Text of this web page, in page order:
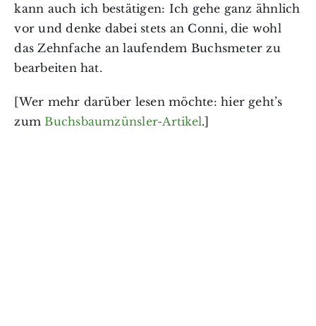
kann auch ich bestätigen: Ich gehe ganz ähnlich
vor und denke dabei stets an Conni, die wohl
das Zehnfache an laufendem Buchsmeter zu
bearbeiten hat.
[Wer mehr darüber lesen möchte: hier geht’s
zum Buchsbaumzünsler-Artikel.]